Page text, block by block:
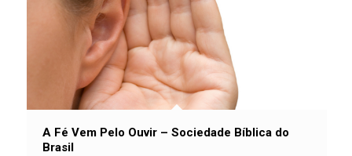
A Fé Vem Pelo Ouvir – Sociedade Bíblica do
Brasil